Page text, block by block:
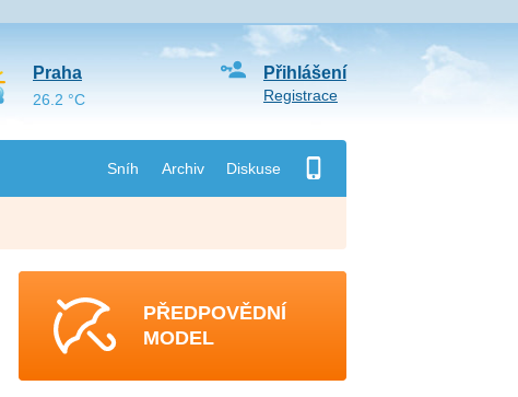
Sníh Archiv Diskuse
Přihlášení
Registrace
Praha
26.2 °C
PŘEDPOVĚDNÍ
MODEL